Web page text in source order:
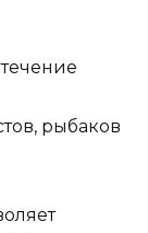
рыбаков